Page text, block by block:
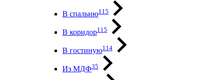
В спальню115
В коридор115
В гостиную114
Из МДФ35